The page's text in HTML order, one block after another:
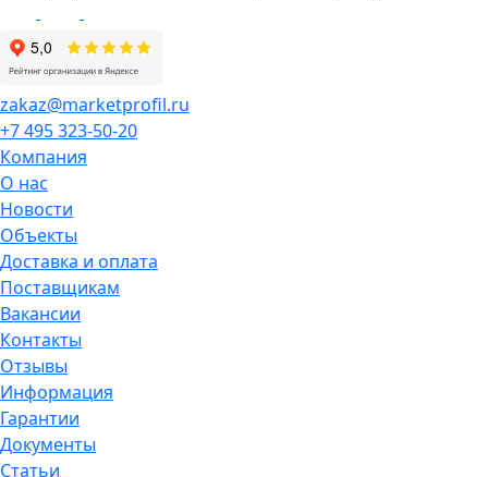
zakaz@marketprofil.ru
+7 495 323-50-20
Компания
О нас
Новости
Объекты
Доставка и оплата
Поставщикам
Вакансии
Контакты
Отзывы
Информация
Гарантии
Документы
Статьи